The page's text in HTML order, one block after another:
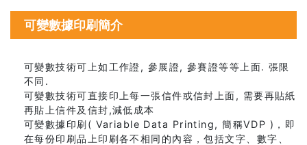
可變數據印刷簡介
可變數技術可上如工作證, 參展證, 參賽證等等上面. 張限
不同.
可變數技術可直接印上每一張信件或信封上面, 需要再貼紙
再貼上信件及信封,減低成本
可變數據印刷( Variable Data Printing, 簡稱VDP )，即
在每份印刷品上印刷各不相同的內容，包括文字、數字、